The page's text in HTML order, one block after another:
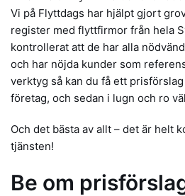
Vi på Flyttdags har hjälpt gjort
register med flyttfirmor från hela
kontrollerat att de har alla
och har nöjda kunder som
verktyg så kan du få ett
företag, och sedan i lugn och ro
Och det bästa av allt – det är helt
tjänsten!
Be om